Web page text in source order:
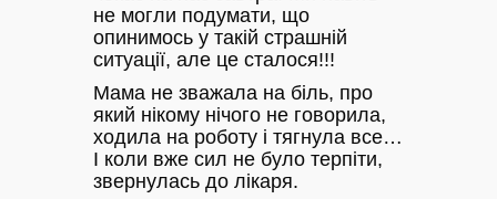
не могли подумати, що
опинимось у такій страшній
ситуації, але це сталося!!!
Мама не зважала на біль, про
який нікому нічого не говорила,
ходила на роботу і тягнула все…
І коли вже сил не було терпіти,
звернулась до лікаря.